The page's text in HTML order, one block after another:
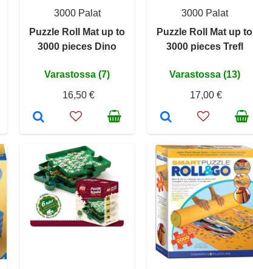
3000 Palat
Puzzle Roll Mat up to
3000 pieces Dino
Varastossa (7)
16,50 €
3000 Palat
Puzzle Roll Mat up to
3000 pieces Trefl
Varastossa (13)
17,00 €